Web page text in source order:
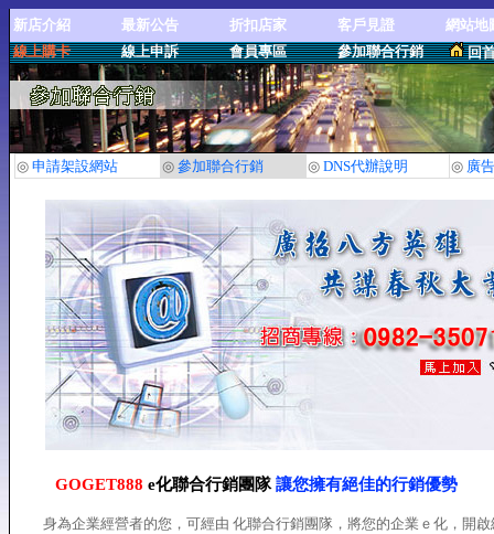
新店介紹 最新公告 折扣店家 客戶見證
網站地
線上購卡
線上申訴 會員專區 參加聯合行銷 回
◎ 申請架設網站 ◎ 參加聯合行銷 ◎ DNS代辦說明 ◎ 廣
GOGET888 e化聯合行銷團隊讓您擁有絕佳的行銷優勢
身為企業經營者的您，可經由 化聯合行銷團隊，將您的企業ｅ化，開啟